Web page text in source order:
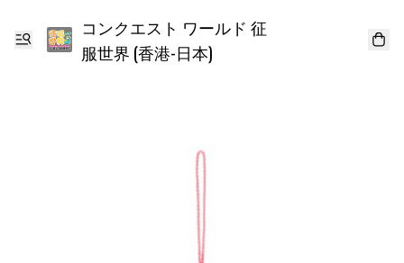
コンクエスト ワールド 征
服世界 (香港-日本)